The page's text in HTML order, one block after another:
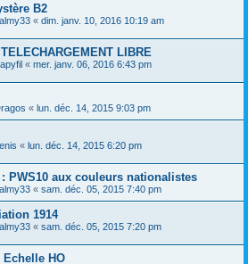
B2
« dim. janv. 10, 2016 10:19 am
LIBRE
« mer. janv. 06, 2016 6:43 pm
« lun. déc. 14, 2015 9:03 pm
« lun. déc. 14, 2015 6:20 pm
PWS10 aux couleurs nationalistes
« sam. déc. 05, 2015 7:40 pm
1914
« sam. déc. 05, 2015 7:20 pm
Echelle HO